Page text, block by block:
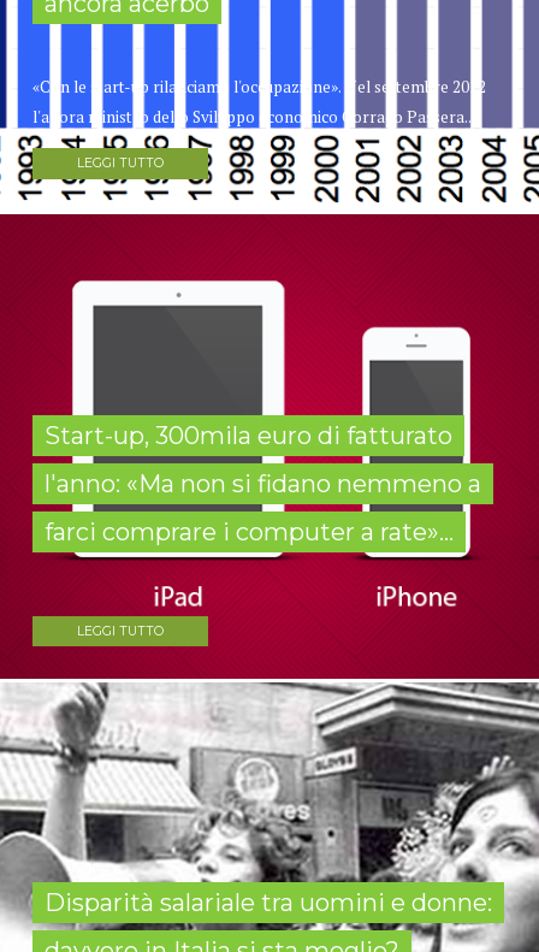
«Con le start-up rilanciamo l'occupazione». Nel settembre 2012
l'allora ministro dello Sviluppo economico Corrado Passera...
LEGGI TUTTO
Start-up, 300mila euro di fatturato
l'anno: «Ma non si fidano nemmeno a
farci comprare i computer a rate»...
LEGGI TUTTO
Disparità salariale tra uomini e donne: